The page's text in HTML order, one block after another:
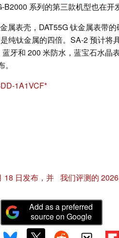
系列的第三款机型也在开
属表壳，DAT55G 钛金属表带的
纯钛金属的四倍。SA-2 预计将
牙和 200 米防水，蓝宝石水晶
1A1VCF
18 日发布，并 我们评测的
Add as a preferred
source on Google